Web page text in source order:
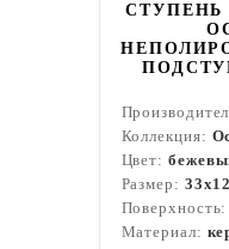
СТУПЕНЬ
Коллекция:
Цвет:
Размер:
Материал: